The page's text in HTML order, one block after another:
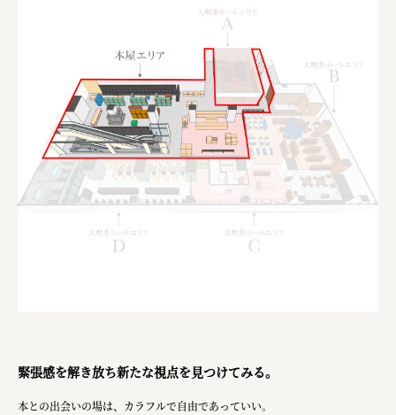
株式会社 未来ガ驚喜研究所
日鉄興和不動産株式会社
株式会社コスモスイニシア
株式会社亀屋万年堂
緊張感を解き放ち新たな視点を見つけてみる。
本との出会いの場は、カラフルで自由であっていい。